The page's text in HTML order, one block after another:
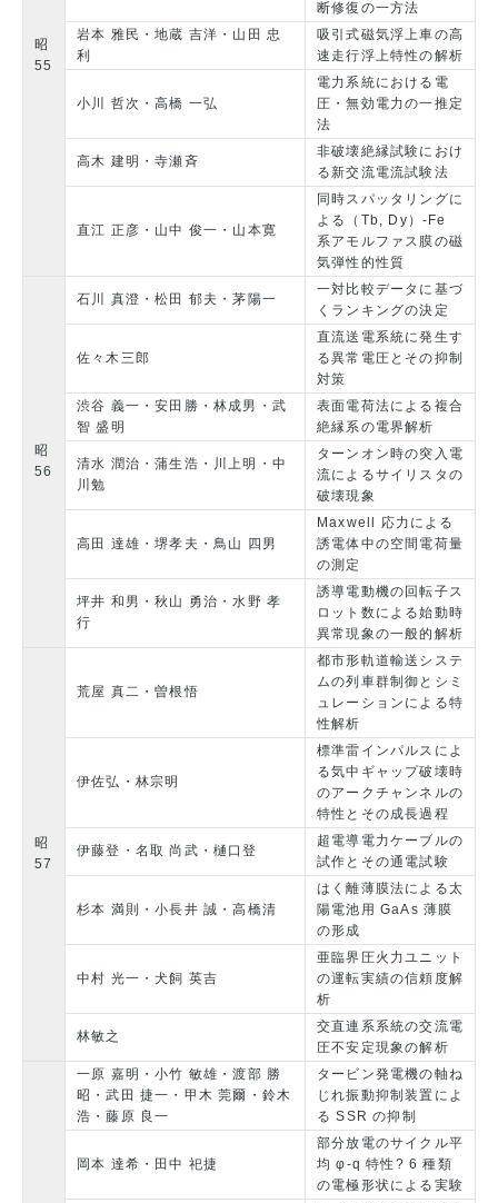
昭
55
断修復の一方法
岩本 雅民・地蔵 吉洋・山田 忠
利
吸引式磁気浮上車の高
速走行浮上特性の解析
小川 哲次・高橋 一弘
電力系統における電
圧・無効電力の一推定
法
高木 建明・寺瀬斉
非破壊絶縁試験におけ
る新交流電流試験法
直江 正彦・山中 俊一・山本寛
同時スパッタリングに
よる（Tb, Dy）-Fe
系アモルファス膜の磁
気弾性的性質
昭
56
石川 真澄・松田 郁夫・茅陽一
一対比較データに基づ
くランキングの決定
佐々木三郎
直流送電系統に発生す
る異常電圧とその抑制
対策
渋谷 義一・安田勝・林成男・武
智 盛明
表面電荷法による複合
絶縁系の電界解析
清水 潤治・蒲生浩・川上明・中
川勉
ターンオン時の突入電
流によるサイリスタの
破壊現象
高田 達雄・堺孝夫・鳥山 四男
Maxwell 応力による
誘電体中の空間電荷量
の測定
坪井 和男・秋山 勇治・水野 孝
行
誘導電動機の回転子ス
ロット数による始動時
異常現象の一般的解析
昭
57
荒屋 真二・曽根悟
都市形軌道輸送システ
ムの列車群制御とシミ
ュレーションによる特
性解析
伊佐弘・林宗明
標準雷インパルスによ
る気中ギャップ破壊時
のアークチャンネルの
特性とその成長過程
伊藤登・名取 尚武・樋口登
超電導電力ケーブルの
試作とその通電試験
杉本 満則・小長井 誠・高橋清
はく離薄膜法による太
陽電池用 GaAs 薄膜
の形成
中村 光一・犬飼 英吉
亜臨界圧火力ユニット
の運転実績の信頼度解
析
林敏之
交直連系系統の交流電
圧不安定現象の解析
一原 嘉明・小竹 敏雄・渡部 勝
昭・武田 捷一・甲木 莞爾・鈴木
浩・藤原 良一
タービン発電機の軸ね
じれ振動抑制装置によ
る SSR の抑制
岡本 達希・田中 祀捷
部分放電のサイクル平
均 φ-q 特性? 6 種類
の電極形状による実験